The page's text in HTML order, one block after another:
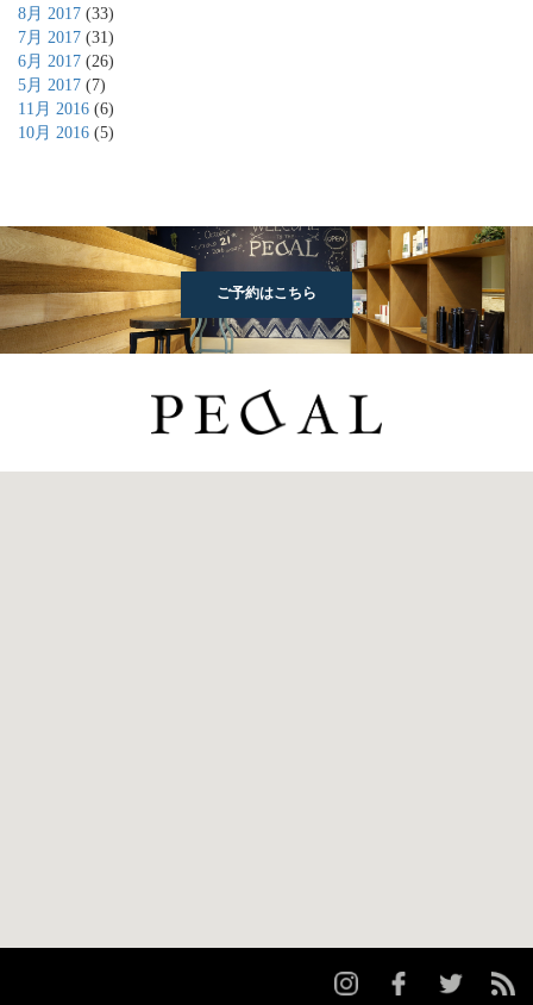
8月 2017 (33)
7月 2017 (31)
6月 2017 (26)
5月 2017 (7)
11月 2016 (6)
10月 2016 (5)
ご予約はこちら